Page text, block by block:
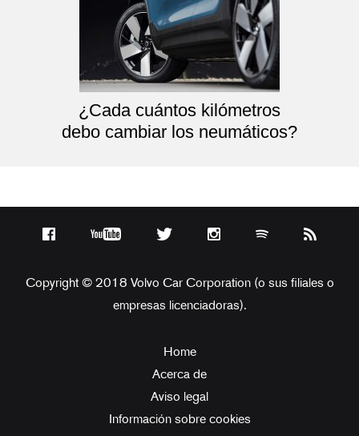
¿Cada cuántos kilómetros
debo cambiar los neumáticos?
Copyright © 2018 Volvo Car Corporation (o sus filiales o
empresas licenciadoras).
Home
Acerca de
Aviso legal
Información sobre cookies